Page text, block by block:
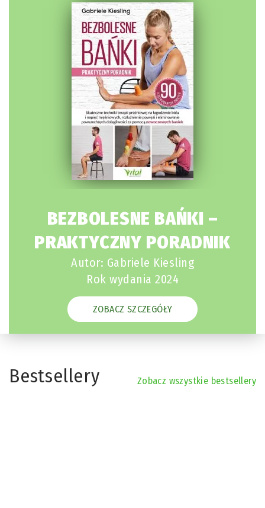
BEZBOLESNE BAŃKI –
PRAKTYCZNY PORADNIK
Autor: Gabriele Kiesling
Rok wydania 2024
ZOBACZ SZCZEGÓŁY
Bestsellery Zobacz wszystkie bestsellery